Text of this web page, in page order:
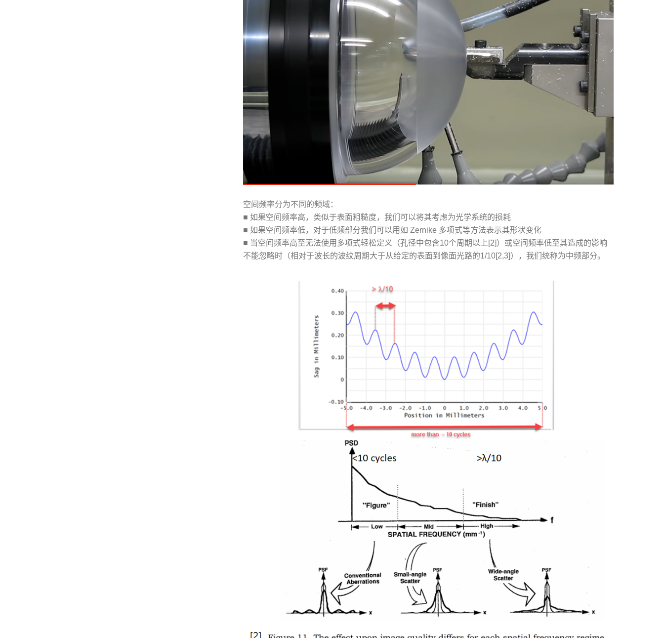
空间频率分为不同的频域：
■ 如果空间频率高，类似于表面粗糙度，我们可以将其考虑为光学系统的损耗
■ 如果空间频率低，对于低频部分我们可以用如 Zernike 多项式等方法表示其形状变化
■ 当空间频率高至无法使用多项式轻松定义（孔径中包含10个周期以上[2]）或空间频率低至其造成的影响
不能忽略时（相对于波长的波纹周期大于从给定的表面到像面光路的1/10[2,3]），我们统称为中频部分。